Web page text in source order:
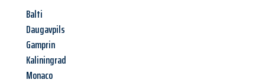
Balti
Daugavpils
Gamprin
Kaliningrad
Monaco